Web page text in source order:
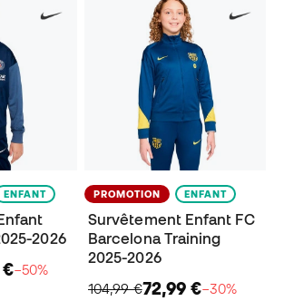
ENFANT
2026
€−50%
PROMOTION ENFANT
Survêtement Enfant FC
Barcelona Training
2025-2026
104,99 €72,99 €−30%